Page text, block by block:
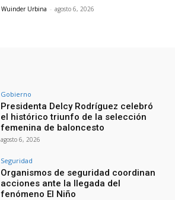
Wuinder Urbina - agosto 6, 2026
Gobierno
Presidenta Delcy Rodríguez celebró
el histórico triunfo de la selección
femenina de baloncesto
agosto 6, 2026
Seguridad
Organismos de seguridad coordinan
acciones ante la llegada del
fenómeno El Niño